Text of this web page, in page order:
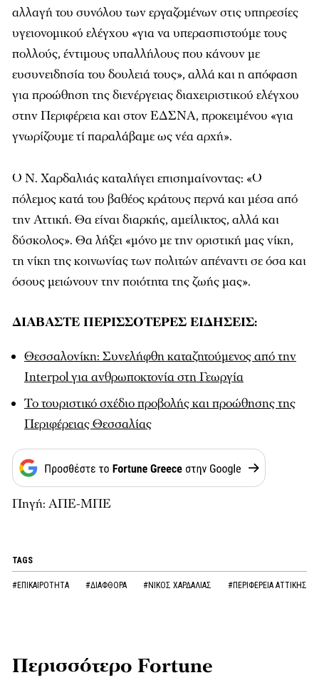
αλλαγή του συνόλου των εργαζομένων στις υπηρεσίες
υγειονομικού ελέγχου «για να υπερασπιστούμε τους
πολλούς, έντιμους υπαλλήλους που κάνουν με
ευσυνειδησία του δουλειά τους», αλλά και η απόφαση
για προώθηση της διενέργειας διαχειριστικού ελέγχου
στην Περιφέρεια και στον ΕΔΣΝΑ, προκειμένου «για
γνωρίζουμε τί παραλάβαμε ως νέα αρχή».
Ο Ν. Χαρδαλιάς καταλήγει επισημαίνοντας: «Ο
πόλεμος κατά του βαθέος κράτους περνά και μέσα από
την Αττική. Θα είναι διαρκής, αμείλικτος, αλλά και
δύσκολος». Θα λήξει «μόνο με την οριστική μας νίκη,
τη νίκη της κοινωνίας των πολιτών απέναντι σε όσα και
όσους μειώνουν την ποιότητα της ζωής μας».
ΔΙΑΒΑΣΤΕ ΠΕΡΙΣΣΟΤΕΡΕΣ ΕΙΔΗΣΕΙΣ:
Θεσσαλονίκη: Συνελήφθη καταζητούμενος από την
Interpol για ανθρωποκτονία στη Γεωργία
To τουριστικό σχέδιο προβολής και προώθησης της
Περιφέρειας Θεσσαλίας
Πηγή: ΑΠΕ-ΜΠΕ
TAGS
#ΕΠΙΚΑΙΡΟΤΗΤΑ #ΔΙΑΦΘΟΡΑ #ΝΙΚΟΣ ΧΑΡΔΑΛΙΑΣ #ΠΕΡΙΦΕΡΕΙΑ ΑΤΤΙΚΗΣ
Περισσότερο Fortune